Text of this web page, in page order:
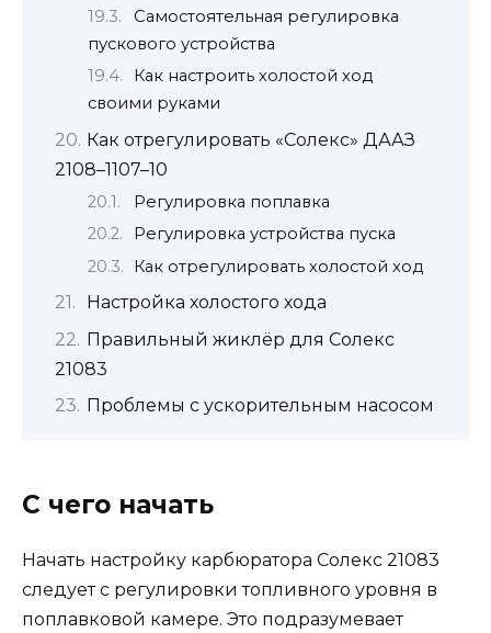
Самостоятельная регулировка
пускового устройства
Как настроить холостой ход
своими руками
Как отрегулировать «Солекс» ДААЗ
2108–1107–10
Регулировка поплавка
Регулировка устройства пуска
Как отрегулировать холостой ход
Настройка холостого хода
Правильный жиклёр для Солекс
21083
Проблемы с ускорительным насосом
С чего начать
Начать настройку карбюратора Солекс 21083
следует с регулировки топливного уровня в
поплавковой камере. Это подразумевает